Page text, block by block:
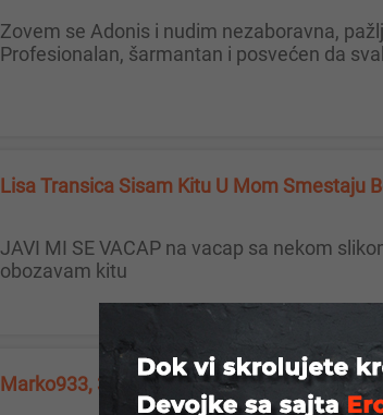
Zovem se Adonis i nudim nezaboravna, pažljiva i diskretna druženja isključivo za dame koje žele prijatno i posebno iskustvo.
Profesionalan, šarmantan i posvećen da
Lisa Transica Sisam Kitu U Mom Smestaju
JAVI MI SE VACAP na vacap sa nekom slikom i onda mozes doci. Ne naplacujem druzenje, sisam za dzabe. Trandza sam i
obozavam kitu
Marko933, 32 Beograd